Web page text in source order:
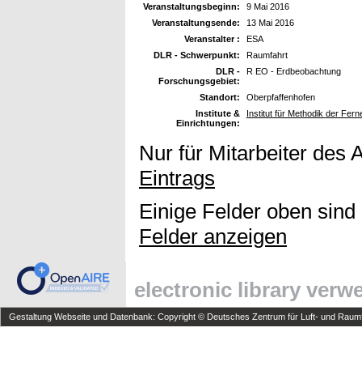
Veranstaltungsbeginn:
9 Mai 2016
Veranstaltungsende:
13 Mai 2016
Veranstalter :
ESA
DLR - Schwerpunkt:
Raumfahrt
DLR -
Forschungsgebiet:
R EO - Erdbeobachtung
Standort:
Oberpfaffenhofen
Institute &
Einrichtungen:
Institut für Methodik der
Nur für Mitarbeiter des
Eintrags
Einige Felder oben
Felder anzeigen
electronic library
Gestaltung Webseite und Datenbank: Copyright © Deutsches Zentrum für Luft- und